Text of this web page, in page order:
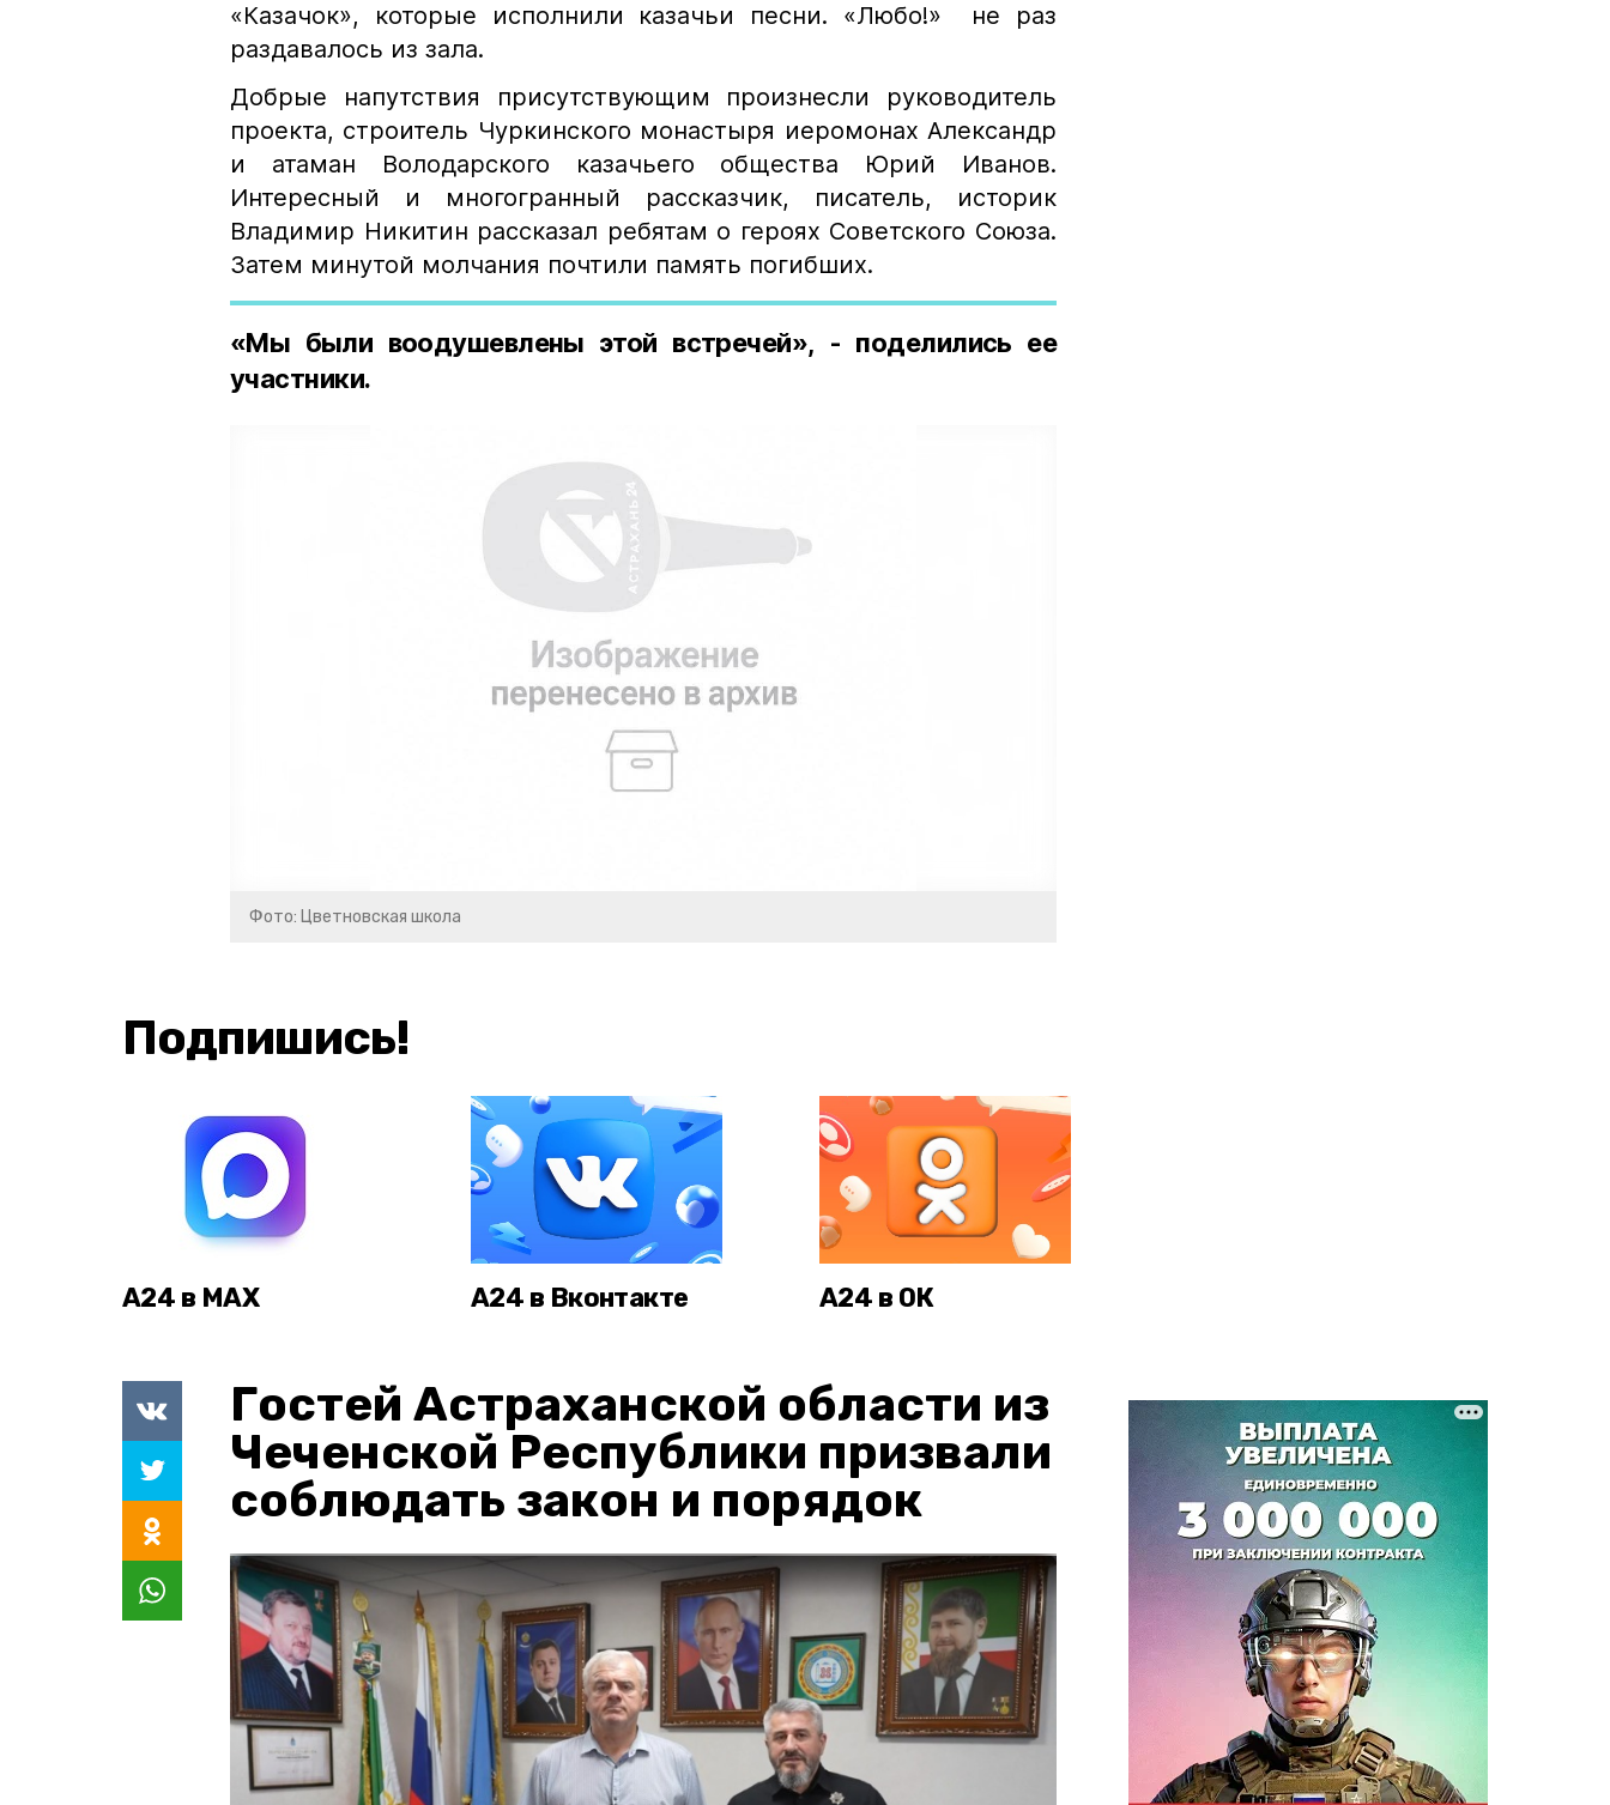
«Казачок», которые исполнили казачьи песни. «Любо!» не раз
раздавалось из зала.
Добрые напутствия присутствующим произнесли руководитель
проекта, строитель Чуркинского монастыря иеромонах Александр
и атаман Володарского казачьего общества Юрий Иванов.
Интересный и многогранный рассказчик, писатель, историк
Владимир Никитин рассказал ребятам о героях Советского Союза.
Затем минутой молчания почтили память погибших.
«Мы были воодушевлены этой встречей», - поделились ее
участники.
Фото: Цветновская школа
Подпишись!
А24 в MAX А24 в Вконтакте А24 в ОК
Гостей Астраханской области из
Чеченской Республики призвали
соблюдать закон и порядок